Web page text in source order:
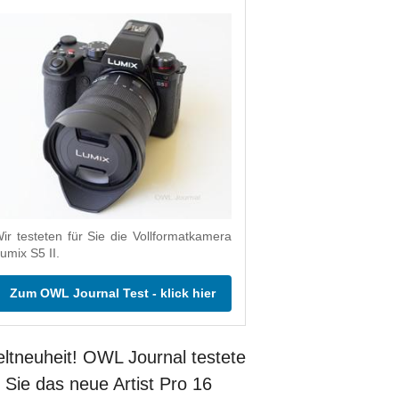
testeten für Sie die Vollformatkamera
S5 II.
Zum OWL Journal Test - klick hier
OWL Journal testete
Sie das neue Artist Pro 16